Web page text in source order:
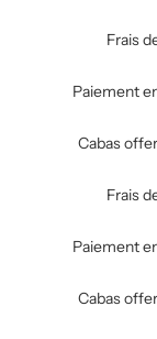
Frais
Paiement
Cabas
Frais
Paiement
Cabas